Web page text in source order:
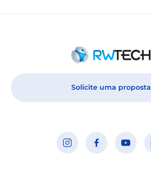
Solicite uma proposta